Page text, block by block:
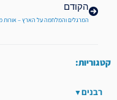
הקודם
קטגוריות:
רבנים